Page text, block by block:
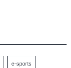
e-sports